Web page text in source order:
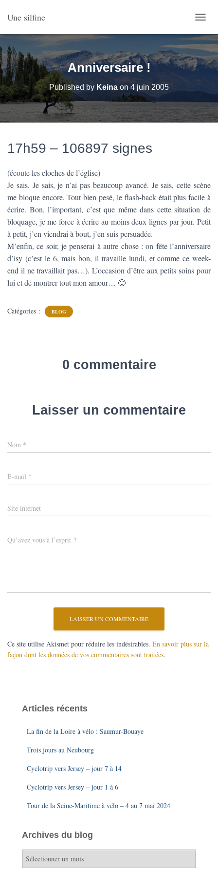
Une silfine
U
V
R
I
R
M
V
G
A
T
N
Anniversaire !
Published by Keina on 4 juin 2005
17h59 – 106897 signes
(écoute les cloches de l’église)
Je sais. Je sais, je n’ai pas beaucoup avancé. Je sais, cette scène
me bloque encore. Tout bien pesé, le flash-back était plus facile à
écrire. Bon, l’important, c’est que même dans cette situation de
bloquage, je me force à écrire au moins deux lignes par jour. Petit
à petit, j’en viendrai à bout, j’en suis persuadée.
M’enfin, ce soir, je penserai à autre chose : on fête l’anniversaire
d’isy (c’est le 6, mais bon, il travaille lundi, et comme ce week-
end il ne travaillait pas…). L’occasion d’être aux petits soins pour
lui et de montrer tout mon amour… 🙂
Catégories : BLOG
0 commentaire
Laisser un commentaire
Nom *
E-mail *
Site internet
Qu’avez vous à l’esprit ?
Ce site utilise Akismet pour réduire les indésirables. En savoir plus sur la
façon dont les données de vos commentaires sont traitées.
Articles récents
La fin de la Loire à vélo : Saumur-Bouaye
Trois jours au Neubourg
Cyclotrip vers Jersey – jour 7 à 14
Cyclotrip vers Jersey – jour 1 à 6
Tour de la Seine-Maritime à vélo – 4 au 7 mai 2024
Archives du blog